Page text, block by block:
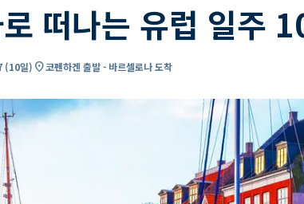
떠나는 유럽 일주
(10일) location_on코펜하겐 출발 - 바르셀로나 도착